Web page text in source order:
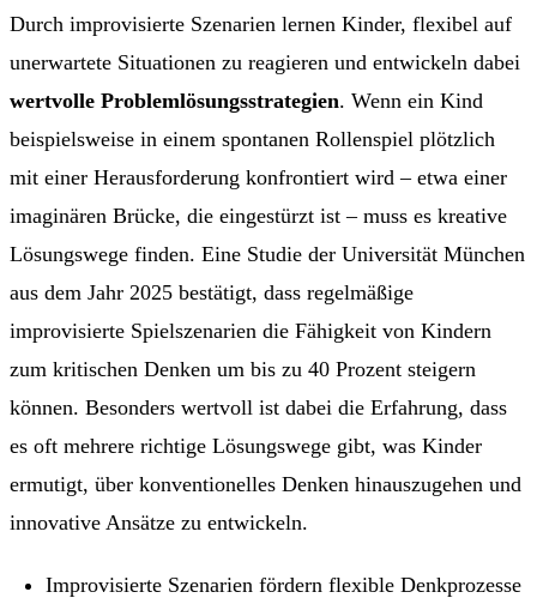
Durch improvisierte Szenarien lernen Kinder, flexibel auf
unerwartete Situationen zu reagieren und entwickeln dabei
wertvolle Problemlösungsstrategien. Wenn ein Kind
beispielsweise in einem spontanen Rollenspiel plötzlich
mit einer Herausforderung konfrontiert wird – etwa einer
imaginären Brücke, die eingestürzt ist – muss es kreative
Lösungswege finden. Eine Studie der Universität München
aus dem Jahr 2025 bestätigt, dass regelmäßige
improvisierte Spielszenarien die Fähigkeit von Kindern
zum kritischen Denken um bis zu 40 Prozent steigern
können. Besonders wertvoll ist dabei die Erfahrung, dass
es oft mehrere richtige Lösungswege gibt, was Kinder
ermutigt, über konventionelles Denken hinauszugehen und
innovative Ansätze zu entwickeln.
Improvisierte Szenarien fördern flexible Denkprozesse